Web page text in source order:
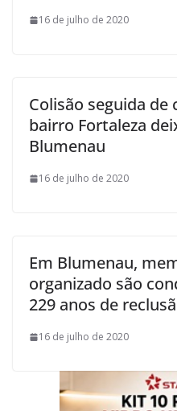
16 de julho de 2020
Colisão seguida
bairro Fortaleza
Blumenau
16 de julho de 2020
Em Blumenau,
organizado são
229 anos de
16 de julho de 2020